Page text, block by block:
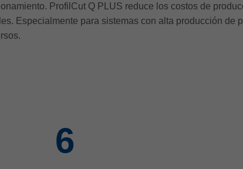
ProfilCut Q PLUS reduce los costos de
Especialmente para sistemas con alta producción de
6